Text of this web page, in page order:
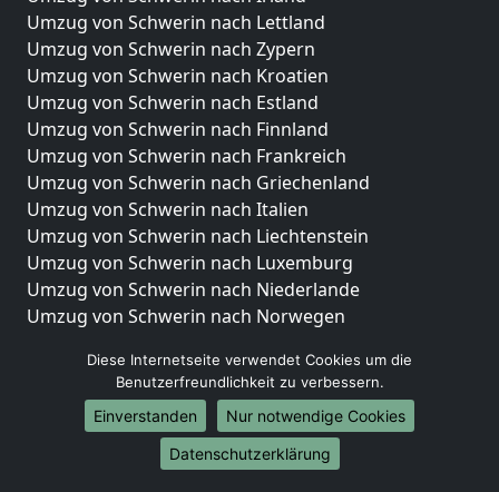
Umzug von Schwerin nach Lettland
Umzug von Schwerin nach Zypern
Umzug von Schwerin nach Kroatien
Umzug von Schwerin nach Estland
Umzug von Schwerin nach Finnland
Umzug von Schwerin nach Frankreich
Umzug von Schwerin nach Griechenland
Umzug von Schwerin nach Italien
Umzug von Schwerin nach Liechtenstein
Umzug von Schwerin nach Luxemburg
Umzug von Schwerin nach Niederlande
Umzug von Schwerin nach Norwegen
Umzüge-Deutschlandweit
Umzug von Schwerin nach Berlin
Umzug von Schwerin nach Hamburg
Umzug von Schwerin nach München
Umzug von Schwerin nach Köln
Diese Internetseite verwendet Cookies um die
Benutzerfreundlichkeit zu verbessern.
Einverstanden
Nur notwendige Cookies
Datenschutzerklärung